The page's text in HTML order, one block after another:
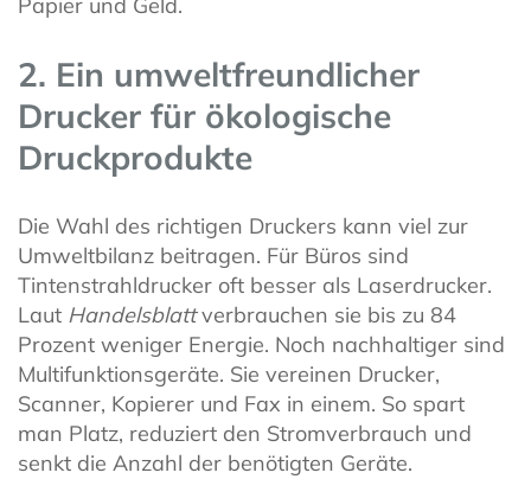
Papier und Geld.
2. Ein umweltfreundlicher
Drucker für ökologische
Druckprodukte
Die Wahl des richtigen Druckers kann viel zur
Umweltbilanz beitragen. Für Büros sind
Tintenstrahldrucker oft besser als Laserdrucker.
Laut Handelsblattverbrauchen sie bis zu 84
Prozent weniger Energie. Noch nachhaltiger sind
Multifunktionsgeräte. Sie vereinen Drucker,
Scanner, Kopierer und Fax in einem. So spart
man Platz, reduziert den Stromverbrauch und
senkt die Anzahl der benötigten Geräte.